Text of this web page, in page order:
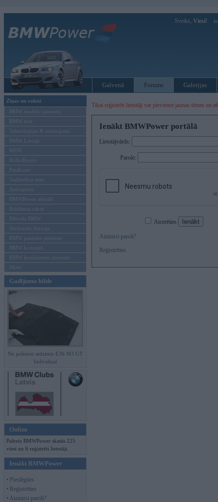
Sveiks, Viesi!
Galvenā Forums Galerijas
Ziņas un raksti
BMW modeļu jaunumi
BMW testi
Tehnoloģijas & sasniegumi
BMW Latvijā
MINI
Rolls-Royce
Pasākumi
Vadāmības tests
Autosports
BMWPower aktuāli
Reklāmas raksti
Mēneša BMW
Sērijveida tūnings
BMW pasaules jaunumi
BMW koncepti
BMW konkurentu jaunumi
Moto
Gadījuma bilde
No pelniem atdzimis E36 M3 GT
Individual
Online
Pašreiz BMWPower skatās 225
viesi un 6 reģistrēti lietotāji.
Ienākt BMWPower
• Pieslēgties
• Reģistrēties
• Aizmirsi paroli?
Tikai reģistrēti lietotāji var pievienot jaunas tēmas un
Ienākt BMWPower portālā
Lietotājvārds:
Parole:
Atcerēties
Aizmirsi paroli?
Reģistrēties